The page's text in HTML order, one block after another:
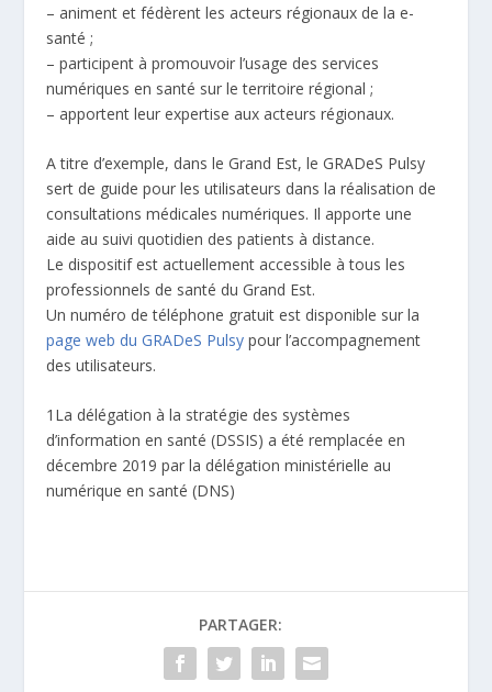
– animent et fédèrent les acteurs régionaux de la e-
santé ;
– participent à promouvoir l’usage des services
numériques en santé sur le territoire régional ;
– apportent leur expertise aux acteurs régionaux.
A titre d’exemple, dans le Grand Est, le GRADeS Pulsy
sert de guide pour les utilisateurs dans la réalisation de
consultations médicales numériques. Il apporte une
aide au suivi quotidien des patients à distance.
Le dispositif est actuellement accessible à tous les
professionnels de santé du Grand Est.
Un numéro de téléphone gratuit est disponible sur la
page web du GRADeS Pulsy pour l’accompagnement
des utilisateurs.
1 La délégation à la stratégie des systèmes
d’information en santé (DSSIS) a été remplacée en
décembre 2019 par la délégation ministérielle au
numérique en santé (DNS)
PARTAGER: